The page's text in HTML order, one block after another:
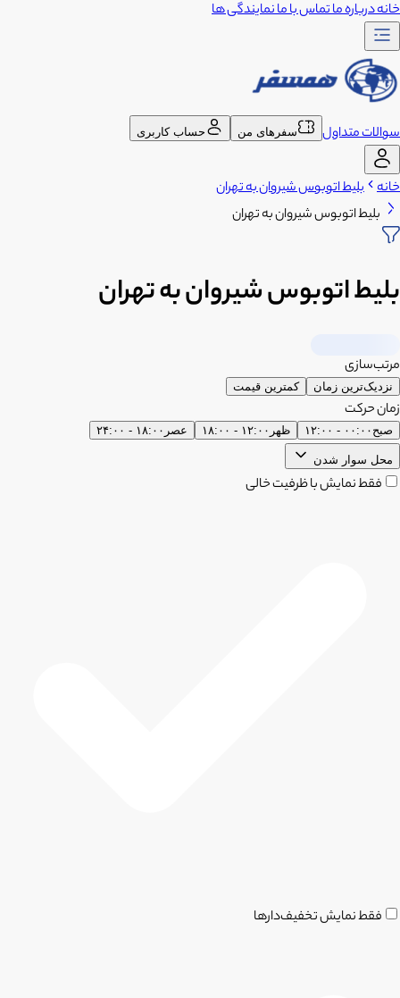
خانهدرباره ماتماس با مانمایندگی ها
سوالات متداول سفرهای من حساب کاربری
خانه بلیط اتوبوس شیروان به تهران
بلیط اتوبوس شیروان به تهران
بلیط اتوبوس شیروان به تهران
مرتب‌سازی
نزدیک‌ترین زمان کمترین قیمت
زمان حرکت
صبح ۰۰:۰۰ - ۱۲:۰۰ ظهر ۱۲:۰۰ - ۱۸:۰۰ عصر ۱۸:۰۰ - ۲۴:۰۰
محل سوار شدن
فقط نمایش با ظرفیت خالی
فقط نمایش تخفیف‌دارها